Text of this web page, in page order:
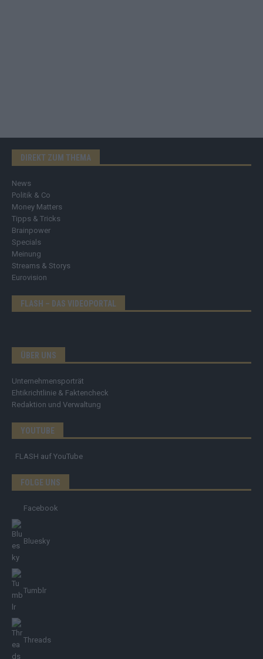
DIREKT ZUM THEMA
News
Politik & Co
Money Matters
Tipps & Tricks
Brainpower
Specials
Meinung
Streams & Storys
Eurovision
FLASH – DAS VIDEOPORTAL
ÜBER UNS
Unternehmensporträt
Ehtikrichtlinie & Faktencheck
Redaktion und Verwaltung
YOUTUBE
FLASH auf YouTube
FOLGE UNS
Facebook
Bluesky
Tumblr
Threads